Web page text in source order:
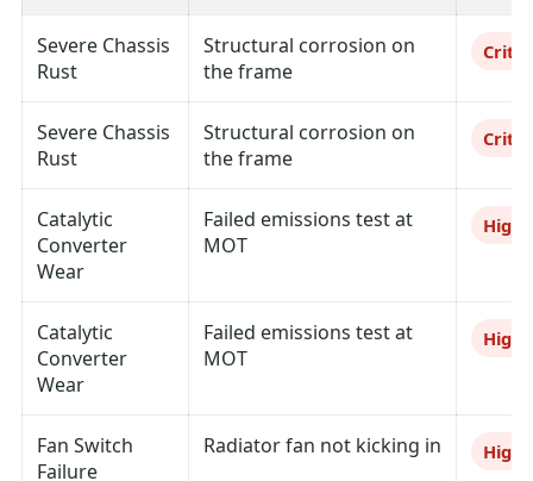
Severe Chassis
Rust
Structural corrosion on
the frame
Severe Chassis
Rust
Structural corrosion on
the frame
Catalytic
Converter
Wear
Failed emissions test at
MOT
High
Catalytic
Converter
Wear
Failed emissions test at
MOT
High
Fan Switch
Failure
Radiator fan not kicking in High